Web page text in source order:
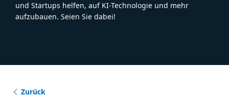
und Startups helfen, auf KI-Technologie und mehr
aufzubauen. Seien Sie dabei!
Zurück